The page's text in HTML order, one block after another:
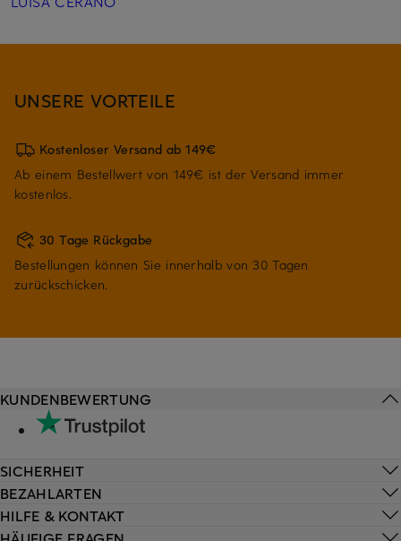
UNSERE VORTEILE
Kostenloser Versand ab 149€
Ab einem Bestellwert von 149€ ist der Versand immer
kostenlos.
30 Tage Rückgabe
Bestellungen können Sie innerhalb von 30 Tagen
zurückschicken.
HILFE & KONTAKT
KUNDENBEWERTUNG
SICHERHEIT
BEZAHLARTEN